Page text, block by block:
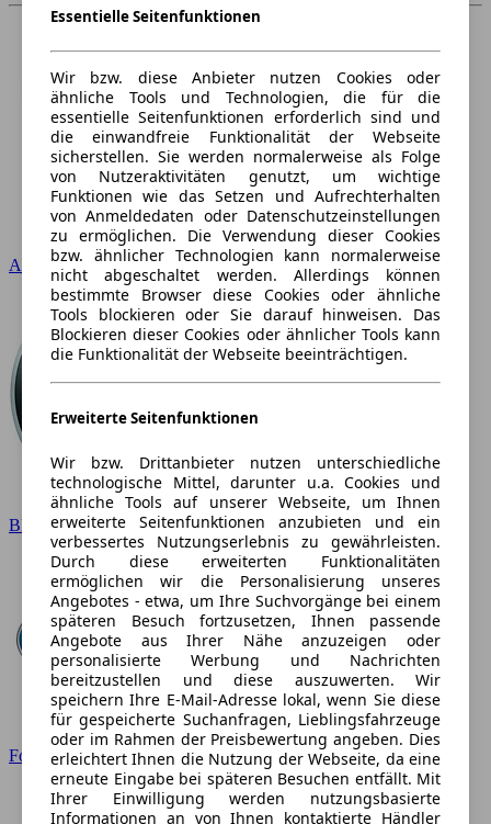
Audi
BMW
Ford
Essentielle Seitenfunktionen
Wir bzw. diese Anbieter nutzen Cookies oder
ähnliche Tools und Technologien, die für die
essentielle Seitenfunktionen erforderlich sind und
die einwandfreie Funktionalität der Webseite
sicherstellen. Sie werden normalerweise als Folge
von Nutzeraktivitäten genutzt, um wichtige
Funktionen wie das Setzen und Aufrechterhalten
von Anmeldedaten oder Datenschutzeinstellungen
zu ermöglichen. Die Verwendung dieser Cookies
bzw. ähnlicher Technologien kann normalerweise
nicht abgeschaltet werden. Allerdings können
bestimmte Browser diese Cookies oder ähnliche
Tools blockieren oder Sie darauf hinweisen. Das
Blockieren dieser Cookies oder ähnlicher Tools kann
die Funktionalität der Webseite beeinträchtigen.
Erweiterte Seitenfunktionen
Wir bzw. Drittanbieter nutzen unterschiedliche
technologische Mittel, darunter u.a. Cookies und
ähnliche Tools auf unserer Webseite, um Ihnen
erweiterte Seitenfunktionen anzubieten und ein
verbessertes Nutzungserlebnis zu gewährleisten.
Durch diese erweiterten Funktionalitäten
ermöglichen wir die Personalisierung unseres
Angebotes - etwa, um Ihre Suchvorgänge bei einem
späteren Besuch fortzusetzen, Ihnen passende
Angebote aus Ihrer Nähe anzuzeigen oder
personalisierte Werbung und Nachrichten
bereitzustellen und diese auszuwerten. Wir
speichern Ihre E-Mail-Adresse lokal, wenn Sie diese
für gespeicherte Suchanfragen, Lieblingsfahrzeuge
oder im Rahmen der Preisbewertung angeben. Dies
erleichtert Ihnen die Nutzung der Webseite, da eine
erneute Eingabe bei späteren Besuchen entfällt. Mit
Ihrer Einwilligung werden nutzungsbasierte
Informationen an von Ihnen kontaktierte Händler